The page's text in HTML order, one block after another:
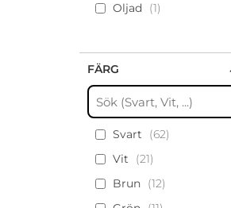
Oljad
1
FÄRG
Svart
62
Vit
21
Brun
12